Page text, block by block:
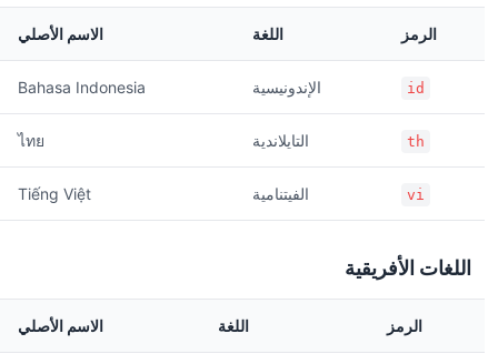
الرمز اللغة الاسم الأصلي
id الإندونيسية Bahasa Indonesia
th التايلاندية ไทย
vi الفيتنامية Tiếng Việt
اللغات الأفريقية
الرمز اللغة الاسم الأصلي